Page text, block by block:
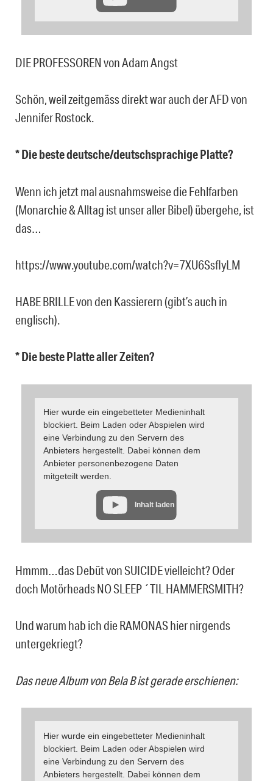
DIE PROFESSOREN von Adam Angst
Schön, weil zeitgemäss direkt war auch der AFD von
Jennifer Rostock.
* Die beste deutsche/deutschsprachige Platte?
Wenn ich jetzt mal ausnahmsweise die Fehlfarben
(Monarchie & Alltag ist unser aller Bibel) übergehe, ist
das…
https://www.youtube.com/watch?v=7XU6SsfIyLM
HABE BRILLE von den Kassierern (gibt’s auch in
englisch).
* Die beste Platte aller Zeiten?
Hier wurde ein eingebetteter Medieninhalt
blockiert. Beim Laden oder Abspielen wird
eine Verbindung zu den Servern des
Anbieters hergestellt. Dabei können dem
Anbieter personenbezogene Daten
mitgeteilt werden.
Inhalt laden
Hmmm…das Debüt von SUICIDE vielleicht? Oder
doch Motörheads NO SLEEP ´TIL HAMMERSMITH?
Und warum hab ich die RAMONAS hier nirgends
untergekriegt?
Das neue Album von Bela B ist gerade erschienen:
Hier wurde ein eingebetteter Medieninhalt
blockiert. Beim Laden oder Abspielen wird
eine Verbindung zu den Servern des
Anbieters hergestellt. Dabei können dem